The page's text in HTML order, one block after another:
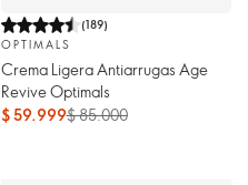
(189)
OPTIMALS
Crema Ligera Antiarrugas Age
Revive Optimals
$ 59.999$ 85.000